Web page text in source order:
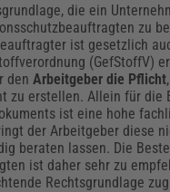
HERKERT)
die ein
zu
ist gesetzlich
(GefStoffV)
den Arbeitgeber die Pflicht
zu erstellen. Allein für die
ist eine hohe
der Arbeitgeber diese
beraten lassen. Die
ist daher sehr zu
Rechtsgrundlage